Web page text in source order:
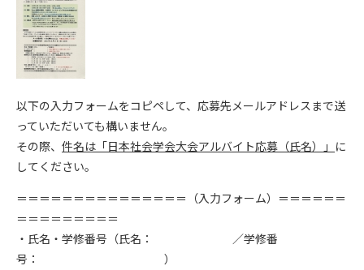
以下の入力フォームをコピペして、応募先メールアドレスまで送
っていただいても構いません。
その際、 件名は「日本社会学会大会アルバイト応募（氏名）」 に
してください。
＝＝＝＝＝＝＝＝＝＝＝＝＝＝＝（入力フォーム）＝＝＝＝＝＝
＝＝＝＝＝＝＝＝＝
・氏名・学修番号（氏名： ／学修番
号： ）